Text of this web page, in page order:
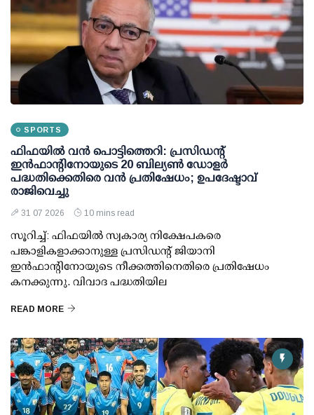
SPORTS
ഫിഫയില്‍ വന്‍ പൊട്ടിത്തെറി: പ്രസിഡന്റ്
ഇന്‍ഫാന്റിനോയുടെ 20 ബില്യണ്‍ ഡോളര്‍
പദ്ധതിക്കെതിരെ വന്‍ പ്രതിഷേധം; ഉപദേഷ്ടാവ്
രാജിവെച്ചു
31 07 2026 10 mins read
സൂറിച്ച്: ഫിഫയില്‍ സ്വകാര്യ നിക്ഷേപകരെ
പങ്കാളികളാക്കാനുള്ള പ്രസിഡന്റ് ജിയാനി
ഇന്‍ഫാന്റിനോയുടെ നീക്കത്തിനെതിരെ പ്രതിഷേധം
കനക്കുന്നു. വിവാദ പദ്ധതിയില
READ MORE